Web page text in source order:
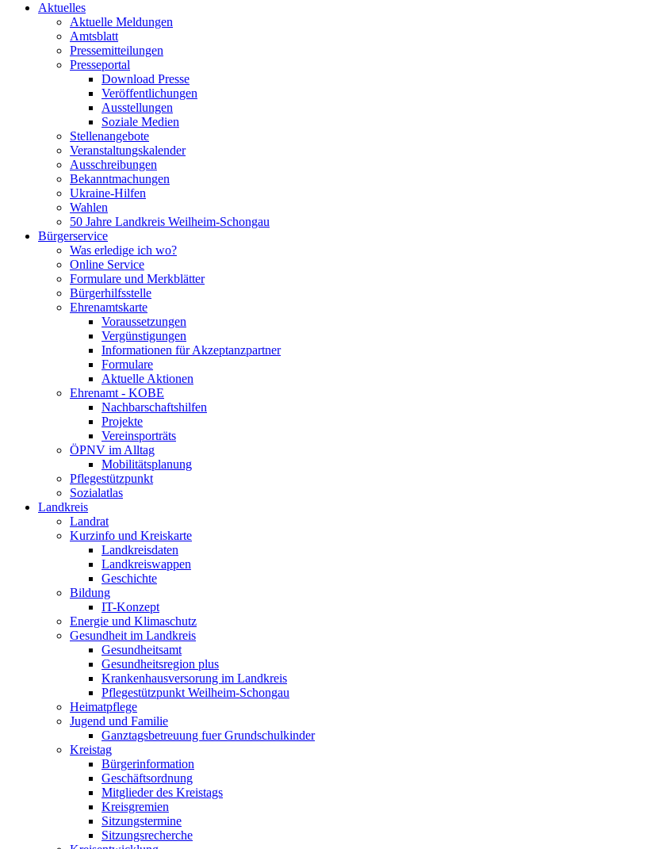
Aktuelles
Aktuelle Meldungen
Amtsblatt
Pressemitteilungen
Presseportal
Download Presse
Veröffentlichungen
Ausstellungen
Soziale Medien
Stellenangebote
Veranstaltungskalender
Ausschreibungen
Bekanntmachungen
Ukraine-Hilfen
Wahlen
50 Jahre Landkreis Weilheim-Schongau
Bürgerservice
Was erledige ich wo?
Online Service
Formulare und Merkblätter
Bürgerhilfsstelle
Ehrenamtskarte
Voraussetzungen
Vergünstigungen
Informationen für Akzeptanzpartner
Formulare
Aktuelle Aktionen
Ehrenamt - KOBE
Nachbarschaftshilfen
Projekte
Vereinsporträts
ÖPNV im Alltag
Mobilitätsplanung
Pflegestützpunkt
Sozialatlas
Landkreis
Landrat
Kurzinfo und Kreiskarte
Landkreisdaten
Landkreiswappen
Geschichte
Bildung
IT-Konzept
Energie und Klimaschutz
Gesundheit im Landkreis
Gesundheitsamt
Gesundheitsregion plus
Krankenhausversorung im Landkreis
Pflegestützpunkt Weilheim-Schongau
Heimatpflege
Jugend und Familie
Ganztagsbetreuung fuer Grundschulkinder
Kreistag
Bürgerinformation
Geschäftsordnung
Mitglieder des Kreistags
Kreisgremien
Sitzungstermine
Sitzungsrecherche